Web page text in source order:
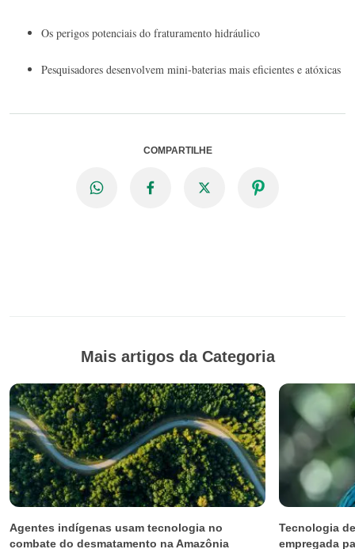
Os perigos potenciais do fraturamento hidráulico
Pesquisadores desenvolvem mini-baterias mais eficientes e atóxicas
COMPARTILHE
Mais artigos da Categoria
Agentes indígenas usam tecnologia no
combate do desmatamento na Amazônia
Tecnologia
empregada